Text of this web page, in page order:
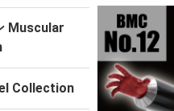
Muscular
Collection